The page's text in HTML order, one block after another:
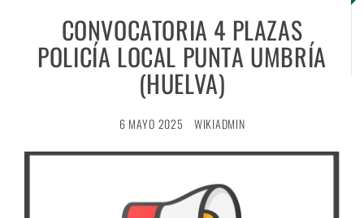
CONVOCATORIA 4 PLAZAS
POLICÍA LOCAL PUNTA UMBRÍA
(HUELVA)
6 MAYO 2025 WIKIADMIN